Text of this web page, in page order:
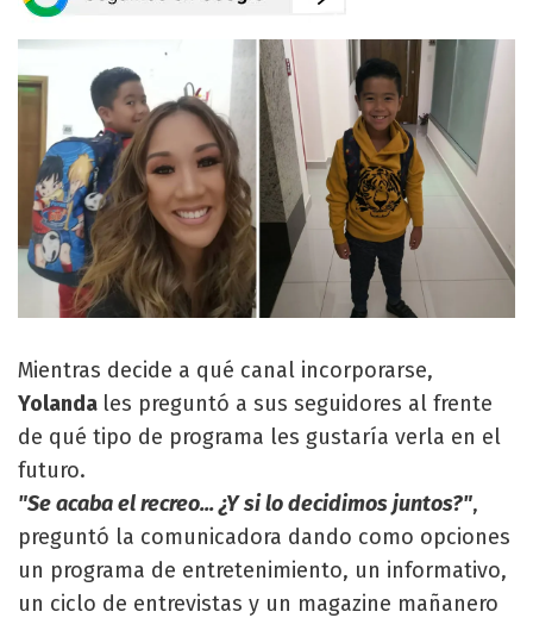
Mientras decide a qué canal incorporarse,
Yolanda les preguntó a sus seguidores al frente
de qué tipo de programa les gustaría verla en el
futuro.
"Se acaba el recreo... ¿Y si lo decidimos juntos?",
preguntó la comunicadora dando como opciones
un programa de entretenimiento, un informativo,
un ciclo de entrevistas y un magazine mañanero